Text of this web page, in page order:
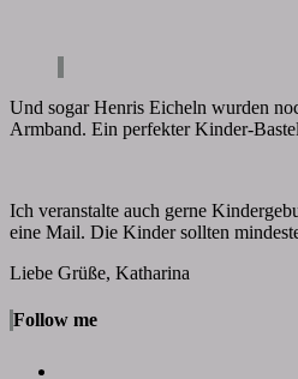
Und sogar Henris Eicheln wurden
Armband. Ein perfekter Kinder-
Ich veranstalte auch gerne
eine Mail. Die Kinder sollten
Liebe Grüße, Katharina
Follow me